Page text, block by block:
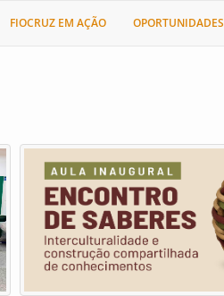
FIOCRUZ EM AÇÃO OPORTUNIDADES